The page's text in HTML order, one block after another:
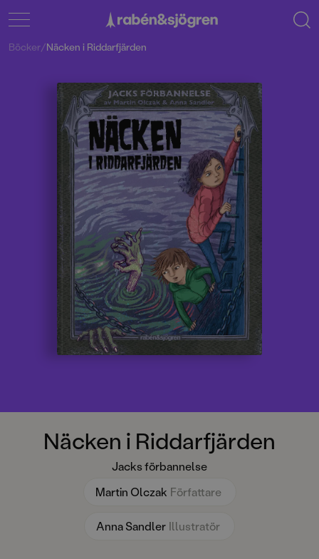
Näcken i Riddarfjärden
Jacks förbannelse
Martin Olczak Författare
Anna Sandler Illustratör
Böcker/Näcken i Riddarfjärden